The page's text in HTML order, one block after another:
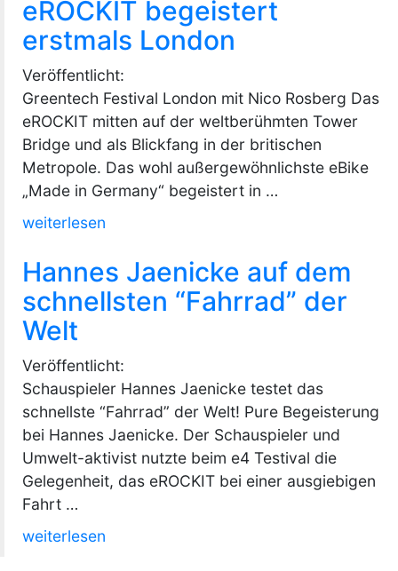
der
Ténéré
Baureihe“
eROCKIT begeistert
erstmals London
Veröffentlicht:
Greentech Festival London mit Nico Rosberg Das
eROCKIT mitten auf der weltberühmten Tower
Bridge und als Blickfang in der britischen
Metropole. Das wohl außergewöhnlichste eBike
„Made in Germany“ begeistert in …
„eROCKIT
erstmals
London“
weiterlesen
Hannes Jaenicke auf dem
schnellsten “Fahrrad” der
Welt
Veröffentlicht:
Schauspieler Hannes Jaenicke testet das
schnellste “Fahrrad” der Welt! Pure Begeisterung
bei Hannes Jaenicke. Der Schauspieler und
Umwelt-aktivist nutzte beim e4 Testival die
Gelegenheit, das eROCKIT bei einer ausgiebigen
Fahrt …
„Hannes
weiterlesen